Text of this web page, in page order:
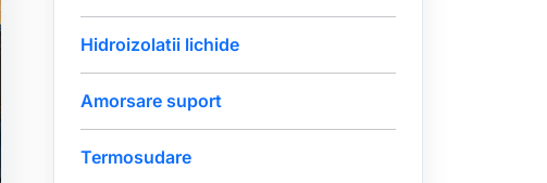
Hidroizolatii lichide
Amorsare suport
Termosudare